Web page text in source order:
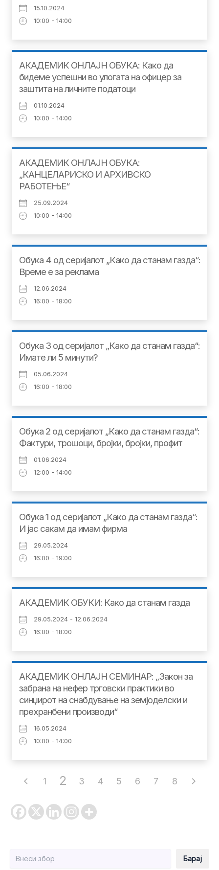
15.10.2024
10:00 - 14:00
АКАДЕМИК ОНЛАЈН ОБУКА: Како да
бидеме успешни во улогата на офицер за
заштита на личните податоци
01.10.2024
10:00 - 14:00
АКАДЕМИК ОНЛАЈН ОБУКА:
„КАНЦЕЛАРИСКО И АРХИВСКО
РАБОТЕЊЕ“
25.09.2024
10:00 - 14:00
Обука 4 од серијалот „Како да станам газда“:
Време е за реклама
12.06.2024
16:00 - 18:00
Обука 3 од серијалот „Како да станам газда“:
Имате ли 5 минути?
05.06.2024
16:00 - 18:00
Обука 2 од серијалот „Како да станам газда“:
Фактури, трошоци, бројки, бројки, профит
01.06.2024
12:00 - 14:00
Обука 1 од серијалот „Како да станам газда“:
И јас сакам да имам фирма
29.05.2024
16:00 - 19:00
АКАДЕМИК ОБУКИ: Како да станам газда
29.05.2024 - 12.06.2024
16:00 - 18:00
АКАДЕМИК ОНЛАЈН СЕМИНАР: „Закон за
забрана на нефер трговски практики во
синџирот на снабдување на земјоделски и
прехранбени производи“
16.05.2024
10:00 - 14:00
1 2 3 4 5 6 7 8
Барај